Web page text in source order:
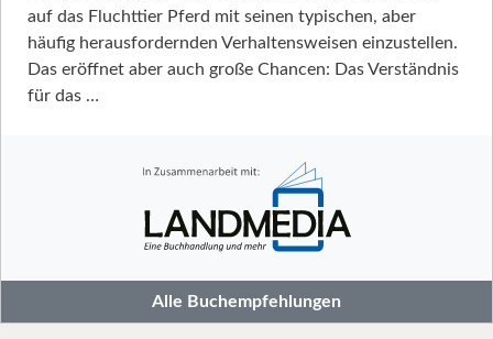
auf das Fluchttier Pferd mit seinen typischen, aber
häufig herausfordernden Verhaltensweisen einzustellen.
Das eröffnet aber auch große Chancen: Das Verständnis
für das …
Alle Buchempfehlungen